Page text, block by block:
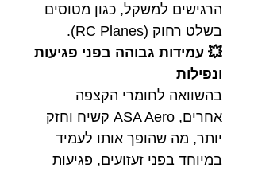
הרגישים למשקל, כגון מטוסים
בשלט רחוק (RC Planes).
💥 עמידות גבוהה בפני פגיעות
ונפילות
בהשוואה לחומרי הקצפה
אחרים, ASA Aero קשיח וחזק
יותר, מה שהופך אותו לעמיד
במיוחד בפני זעזועים, פגיעות